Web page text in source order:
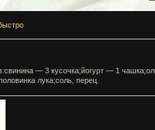
— 3 кусочка;йогурт — 1
лука;соль, перец.